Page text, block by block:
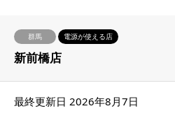
群馬 電源が使える店
新前橋店
最終更新日 2026年8月7日